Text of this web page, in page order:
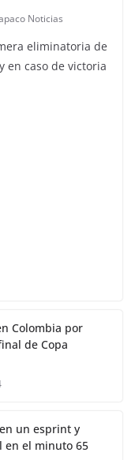
Noticias
eliminatoria de
en caso de victoria
Colombia por
de Copa
un esprint y
en el minuto 65